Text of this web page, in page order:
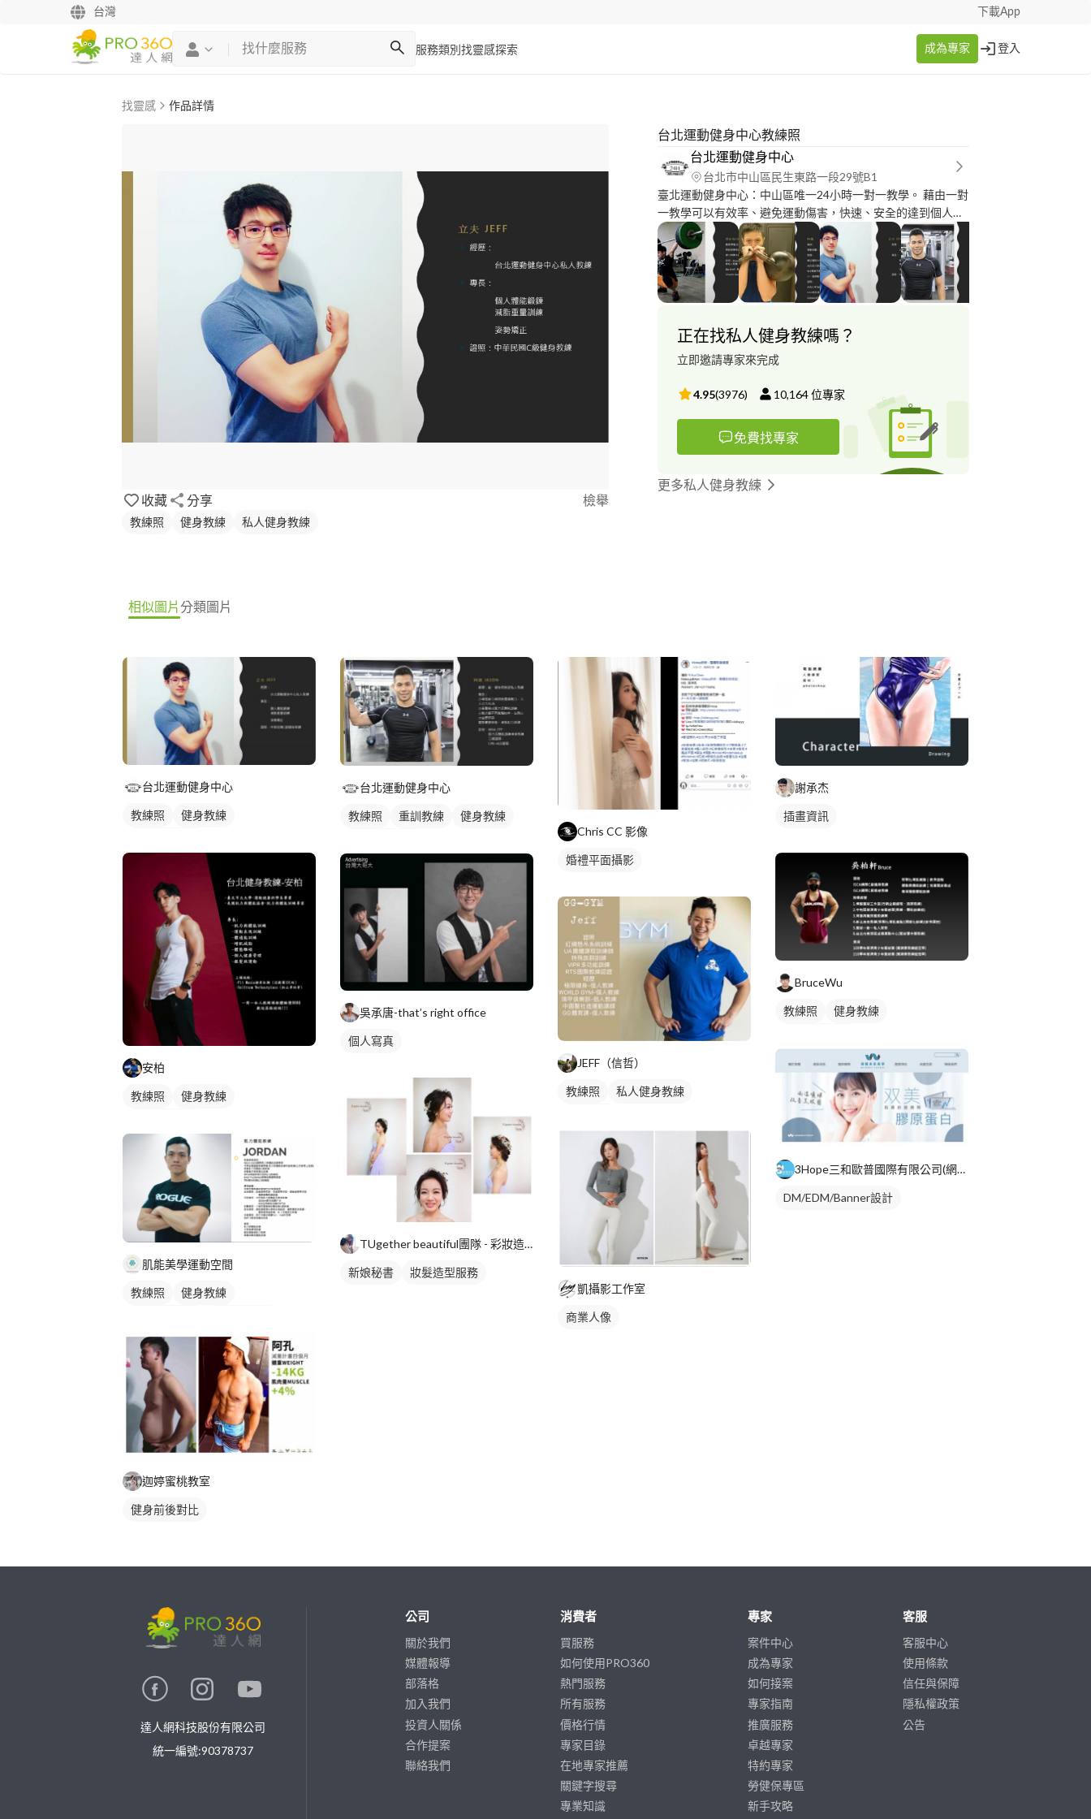
台灣 下載App
服務類別 找靈感探索 成為專家 登入
找靈感 作品詳情
收藏 分享 檢舉
教練照 健身教練 私人健身教練
台北運動健身中心教練照
台北運動健身中心
台北市中山區民生東路一段29號B1
臺北運動健身中心：中山區唯一24小時一對一教學。 藉由一對
一教學可以有效率、避免運動傷害，快速、安全的達到個人運
動目標。 24小時服務專Line@：a0*********，TEL：
(0*********
正在找私人健身教練嗎？
立即邀請專家來完成
4.95(3976) 10,164位專家
免費找專家
更多私人健身教練
相似圖片分類圖片
台北運動健身中心
教練照
健身教練
安柏
教練照
健身教練
肌能美學運動空間
教練照
健身教練
迦婷蜜桃教室
健身前後對比
台北運動健身中心
教練照 重訓教練
健身教練
吳承唐-that’s right office
個人寫真
TUgether beautiful團隊 - 彩妝造型 /新秘 /保養 /生活
新娘秘書 妝髮造型服務
Chris CC 影像
婚禮平面攝影
JEFF（信哲）
教練照
私人健身教練
凱攝影工作室
商業人像
謝承杰
插畫資訊
BruceWu
教練照
健身教練
3Hope三和歐普國際有限公司(網站設計)
DM/EDM/Banner設計
達人網科技股份有限公司
統一編號:90378737
公司
關於我們
媒體報導
部落格
加入我們
投資人關係
合作提案
聯絡我們
消費者
買服務
如何使用PRO360
熱門服務
所有服務
價格行情
專家目錄
在地專家推薦
關鍵字搜尋
專業知識
專家
案件中心
成為專家
如何接案
專家指南
推廣服務
卓越專家
特約專家
勞健保專區
新手攻略
客服
客服中心
使用條款
信任與保障
隱私權政策
公告